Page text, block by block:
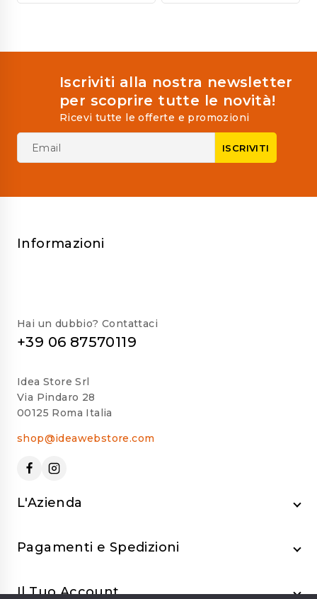
5
Iscriviti alla nostra newsletter
per scoprire tutte le novità!
Ricevi tutte le offerte e promozioni
Informazioni
Hai un dubbio? Contattaci
+39 06 87570119
Idea Store Srl
Via Pindaro 28
00125 Roma Italia
shop@ideawebstore.com
L'Azienda
Pagamenti e Spedizioni
Il Tuo Account